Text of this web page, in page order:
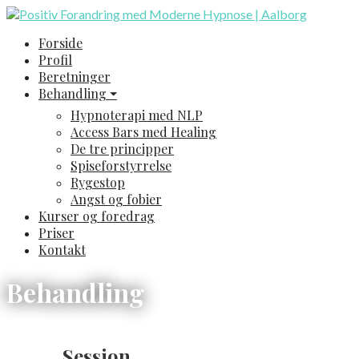
Gå
indholdForside
Profil
Beretninger
Behandling ⏷
Hypnoterapi med NLP
Access Bars med Healing
De tre principper
Spiseforstyrrelse
Rygestop
Angst og fobier
Kurser og foredrag
Priser
Kontakt
Behandling